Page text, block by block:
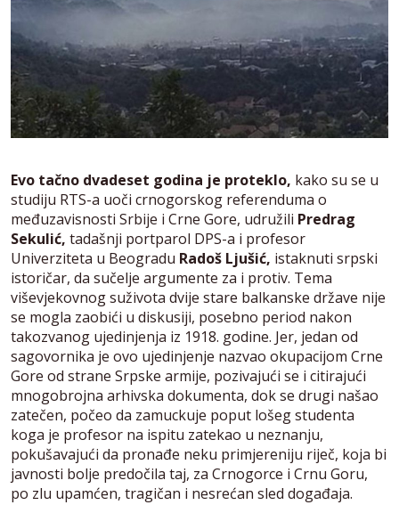
Evo tačno dvadeset godina je proteklo, kako su se u
studiju RTS-a uoči crnogorskog referenduma o
međuzavisnosti Srbije i Crne Gore, udružili Predrag
Sekulić, tadašnji portparol DPS-a i profesor
Univerziteta u Beogradu Radoš Ljušić, istaknuti srpski
istoričar, da sučelje argumente za i protiv. Tema
viševjekovnog suživota dvije stare balkanske države nije
se mogla zaobići u diskusiji, posebno period nakon
takozvanog ujedinjenja iz 1918. godine. Jer, jedan od
sagovornika je ovo ujedinjenje nazvao okupacijom Crne
Gore od strane Srpske armije, pozivajući se i citirajući
mnogobrojna arhivska dokumenta, dok se drugi našao
zatečen, počeo da zamuckuje poput lošeg studenta
koga je profesor na ispitu zatekao u neznanju,
pokušavajući da pronađe neku primjereniju riječ, koja bi
javnosti bolje predočila taj, za Crnogorce i Crnu Goru,
po zlu upamćen, tragičan i nesrećan sled događaja.